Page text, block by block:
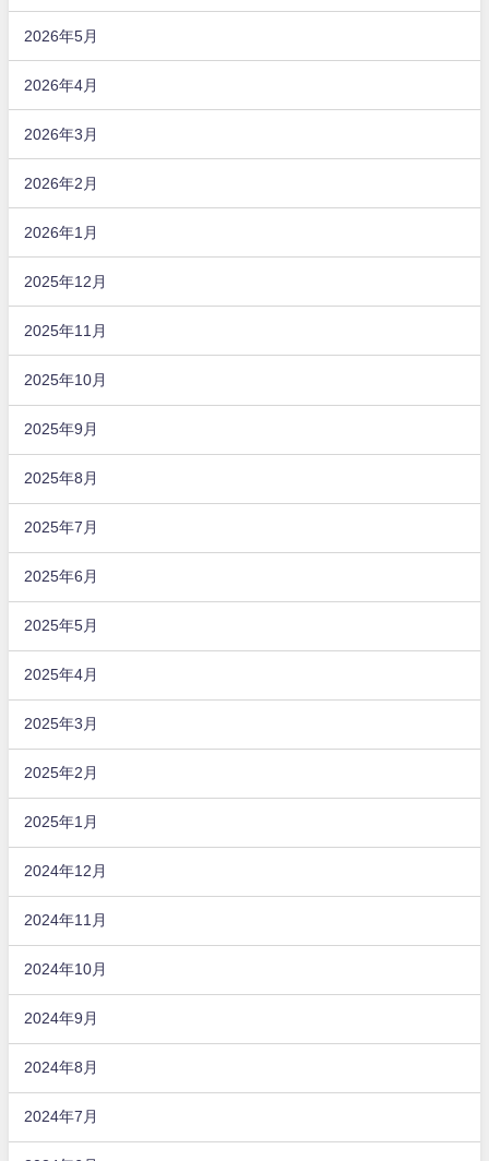
2026年5月
2026年4月
2026年3月
2026年2月
2026年1月
2025年12月
2025年11月
2025年10月
2025年9月
2025年8月
2025年7月
2025年6月
2025年5月
2025年4月
2025年3月
2025年2月
2025年1月
2024年12月
2024年11月
2024年10月
2024年9月
2024年8月
2024年7月